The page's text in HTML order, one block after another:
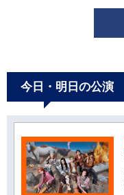
今日・明日の公演